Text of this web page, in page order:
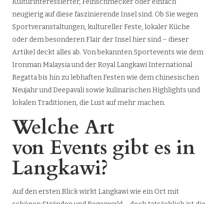
neugierig auf diese faszinierende Insel sind. Ob Sie wegen
Sportveranstaltungen, kultureller Feste, lokaler Küche
oder dem besonderen Flair der Insel hier sind – dieser
Artikel deckt alles ab. Von bekannten Sportevents wie dem
Ironman Malaysia und der Royal Langkawi International
Regatta bis hin zu lebhaften Festen wie dem chinesischen
Neujahr und Deepavali sowie kulinarischen Highlights und
lokalen Traditionen, die Lust auf mehr machen.
Welche Art
von Events gibt es in
Langkawi?
Auf den ersten Blick wirkt Langkawi wie ein Ort mit